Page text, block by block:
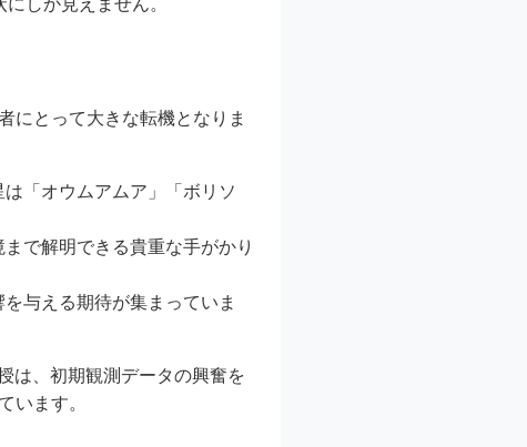
にとって大きな転機となりま
「オウムアムア」「ボリソ
で解明できる貴重な手がかり
与える期待が集まっていま
は、初期観測データの興奮を
います。